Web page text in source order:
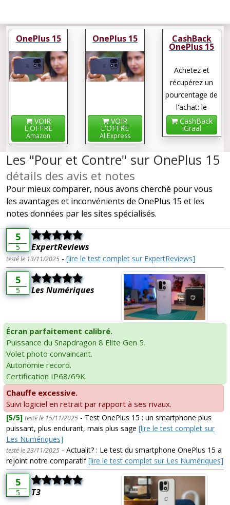
OnePlus 15
VOIR
L'OFFRE
Amazon
OnePlus 15
VOIR
L'OFFRE
AliExpress
CashBack
OnePlus 15
Achetez et
récupérez un
pourcentage de
l'achat: le
cashback !
CashBack
iGraal
Les "Pour et Contre" sur OnePlus 15
détails des avis et notes
Pour mieux comparer, nous avons cherché pour vous
les avantages et inconvénients de OnePlus 15 et les
notes données par les sites spécialisés.
5
5 ExpertReviews
testé le 13/11/2025 - [lire le test complet sur ExpertReviews]
5
5 Les Numériques
Écran parfaitement calibré.
Puissance du Snapdragon 8 Elite Gen 5.
Volet photo convaincant.
Autonomie record.
Certification IP68/69K.
Chauffe excessive.
Suivi logiciel en retrait par rapport à ses rivaux.
[5/5] testé le 15/11/2025 - Test OnePlus 15 : un smartphone plus
puissant, plus endurant, mais plus sage [lire le test complet sur
Les Numériques]
testé le 23/11/2025 - Actualit? : Le test du smartphone OnePlus 15 a
rejoint notre comparatif[lire le test complet sur Les Numériques]
5
5 T3